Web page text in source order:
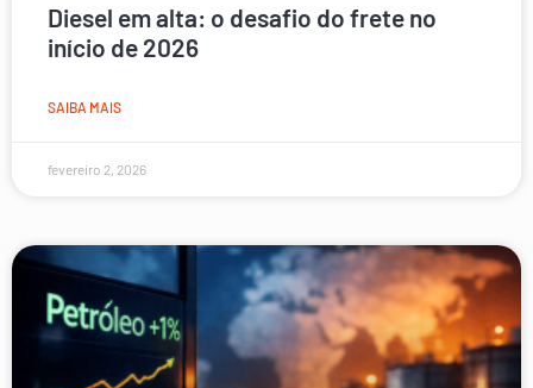
Diesel em alta: o desafio do frete no
início de 2026
SAIBA MAIS
fevereiro 2, 2026